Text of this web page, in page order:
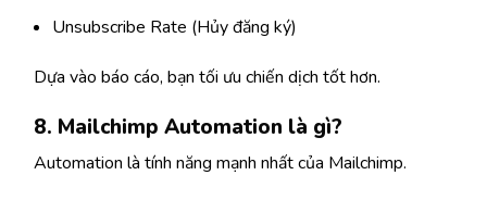
Unsubscribe Rate (Hủy đăng ký)
Dựa vào báo cáo, bạn tối ưu chiến dịch tốt hơn.
8. Mailchimp Automation là gì?
Automation là tính năng mạnh nhất của Mailchimp.